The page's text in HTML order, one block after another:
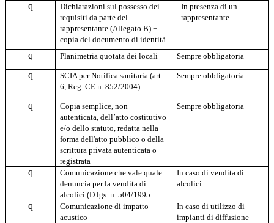
q
Dichiarazioni sul possesso dei
requisiti da parte del
rappresentante (Allegato B) +
copia del documento di identità
In presenza di un
rappresentante
q Planimetria quotata dei locali Sempre obbligatoria
q
SCIA per Notifica sanitaria (art.
6, Reg. CE n. 852/2004)
Sempre obbligatoria
q
Copia semplice, non
autenticata, dell’atto costitutivo
e/o dello statuto, redatta nella
forma dell'atto pubblico o della
scrittura privata autenticata o
registrata
Sempre obbligatoria
q
Comunicazione che vale quale
denuncia per la vendita di
alcolici (D.lgs. n. 504/1995
In caso di vendita di
alcolici
q
Comunicazione di impatto
acustico
In caso di utilizzo di
impianti di diffusione